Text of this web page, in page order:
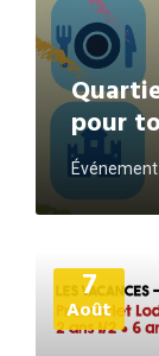
pour
7
Août
d'informations